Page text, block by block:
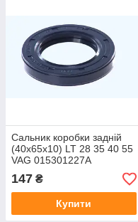
Сальник коробки задній
(40x65x10) LT 28 35 40 55
VAG 015301227A
виробник JP GROUP Данія
147 ₴
Купити